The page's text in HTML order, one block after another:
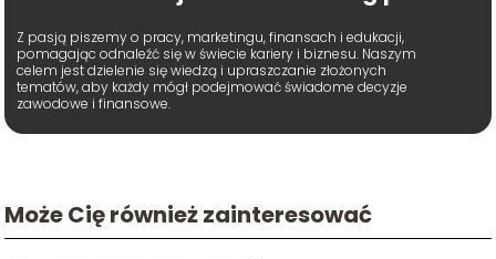
Z pasją piszemy o pracy, marketingu, finansach i edukacji,
pomagając odnaleźć się w świecie kariery i biznesu. Naszym
celem jest dzielenie się wiedzą i upraszczanie złożonych
tematów, aby każdy mógł podejmować świadome decyzje
zawodowe i finansowe.
Może Cię również zainteresować